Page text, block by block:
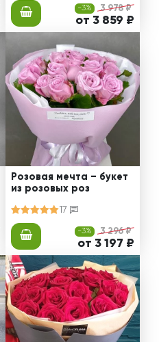
-3% 3 978 ₽
от 3 859 ₽
Розовая мечта – букет
из розовых роз
17
-3% 3 296 ₽
от 3 197 ₽